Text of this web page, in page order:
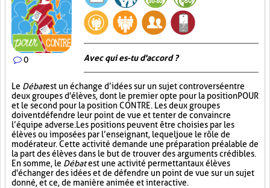
0 Avec qui es-tu d'accord ?
Le Débatest un échange d’idées sur un sujet controversé entre
deux groupes d'élèves, dont le premier opte pour la position POUR
et le second pour la position CONTRE. Les deux groupes
doivent défendre leur point de vue et tenter de convaincre
l’équipe adverse. Les positions peuvent être choisies par les
élèves ou imposées par l’enseignant, lequel joue le rôle de
modérateur. Cette activité demande une préparation préalable de
la part des élèves dans le but de trouver des arguments crédibles.
En somme, le Débatest une activité permettant aux élèves
d'échanger des idées et de défendre un point de vue sur un sujet
donné, et ce, de manière animée et interactive.